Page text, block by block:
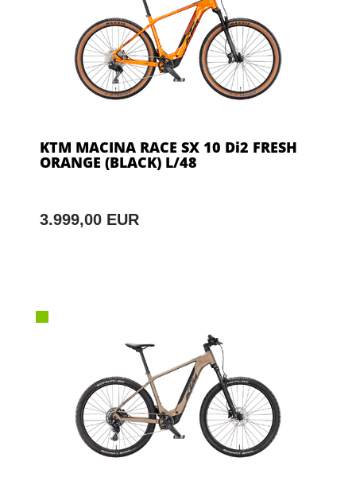
KTM MACINA RACE SX 10 Di2 FRESH
ORANGE (BLACK) L/48
3.999,00 EUR